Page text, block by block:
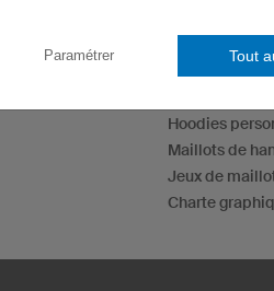
Hoodies
Maillots de
Jeux de
Charte
Paramétrer Tout